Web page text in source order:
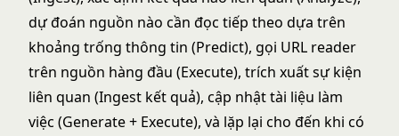
dự đoán nguồn nào cần đọc tiếp theo dựa trên
khoảng trống thông tin (Predict), gọi URL reader
trên nguồn hàng đầu (Execute), trích xuất sự kiện
liên quan (Ingest kết quả), cập nhật tài liệu làm
việc (Generate + Execute), và lặp lại cho đến khi có